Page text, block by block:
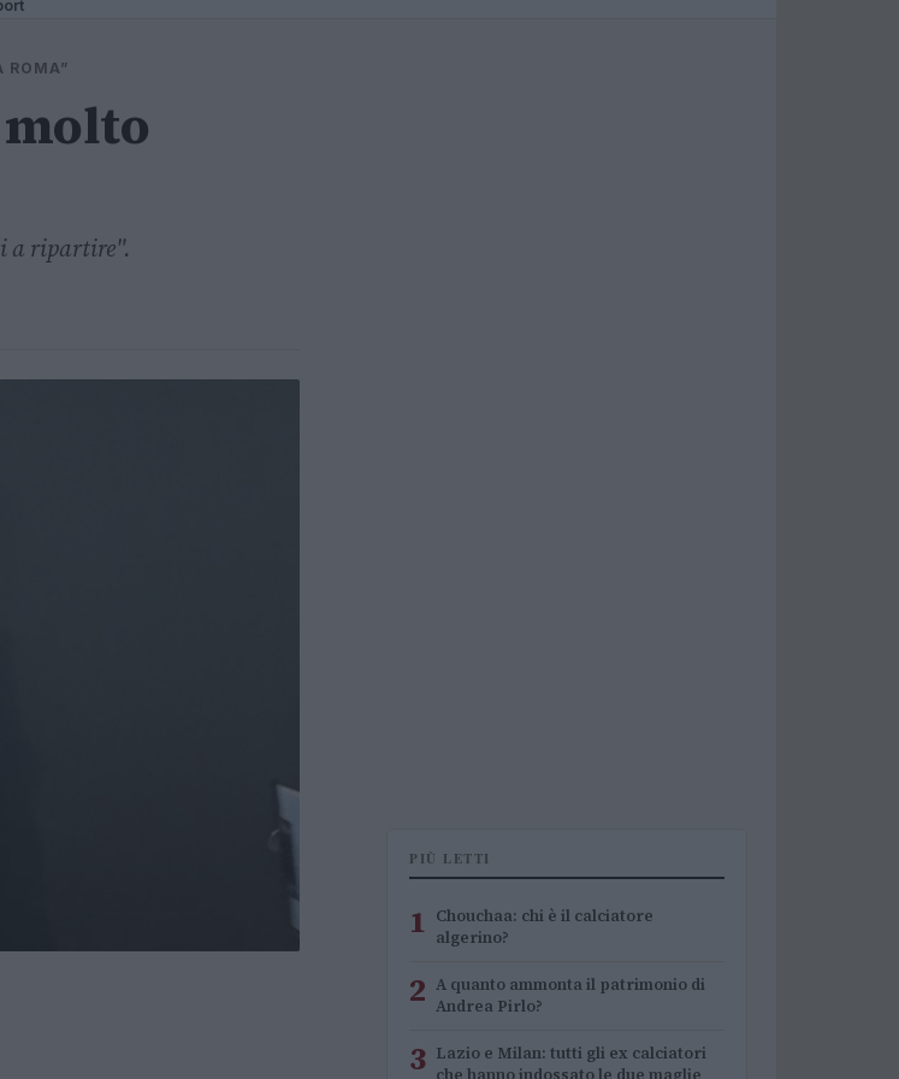
ROMA”
a ripartire".
PIÙ LETTI
1 Chouchaa: chi è il calciatore
algerino?
2 A quanto ammonta il patrimonio di
Andrea Pirlo?
3 Lazio e Milan: tutti gli ex calciatori
che hanno indossato le due maglie